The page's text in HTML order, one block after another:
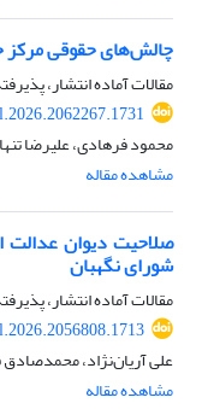
چالش‌های حقوقی مرکز
مقالات آماده انتشار،
محمود فرهادی، علیرضا
مشاهده مقاله
صلاحیت‌ دیوان‌ عدالت‌
شورای ‌نگهبان
مقالات آماده انتشار،
علی آریان‌نژاد،
مشاهده مقاله